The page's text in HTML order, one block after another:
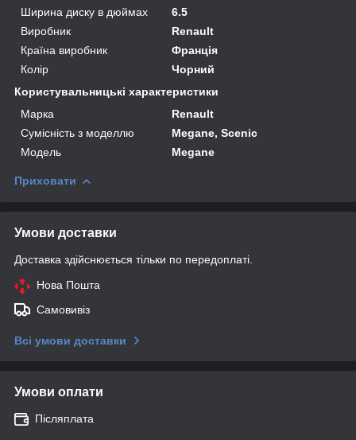
Ширина диску в дюймах
6.5
Виробник
Renault
Країна виробник
Франція
Колір
Чорний
Користувальницькі характеристики
Марка
Renault
Сумісність з моделлю
Megane, Scenic
Модель
Megane
Приховати
Умови доставки
Доставка здійснюється тільки по передоплаті.
Нова Пошта
Самовивіз
Всі умови доставки
Умови оплати
Післяплата